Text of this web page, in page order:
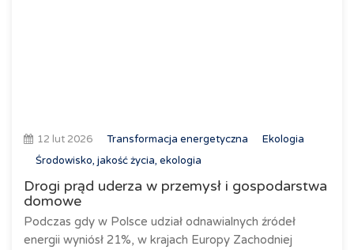
12 lut 2026 Transformacja energetyczna
Ekologia
Środowisko, jakość życia, ekologia
Drogi prąd uderza w przemysł i gospodarstwa
domowe
Podczas gdy w Polsce udział odnawialnych źródeł
energii wyniósł 21%, w krajach Europy Zachodniej